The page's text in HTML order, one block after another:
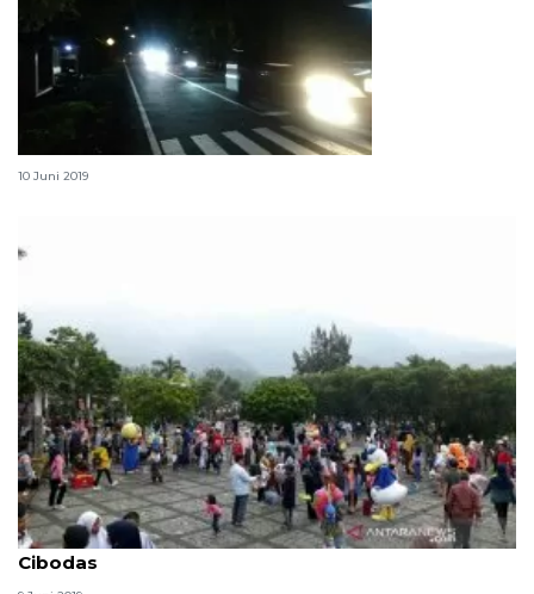
Arus balik jalur Trans Sulawesi padat
10 Juni 2019
Puluhan ribu wisatawan padati Kebun Raya
Cibodas